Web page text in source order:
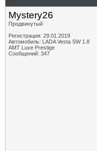
Mystery26
Продвинутый
Регистрация: 29.01.2019
Автомобиль: LADA Vesta SW 1.8
AMT Luxe Prestige
Сообщений: 347